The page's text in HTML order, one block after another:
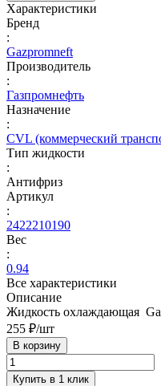
Характеристики
Бренд
:
Gazpromneft
Производитель
:
Газпромнефть
Назначение
:
CVL (коммерческий
Тип жидкости
:
Антифриз
Артикул
:
2422210190
Вес
:
0.94
Все характеристики
Описание
Жидкость охлаждающая
255 ₽/шт
В корзину
Купить в 1 клик